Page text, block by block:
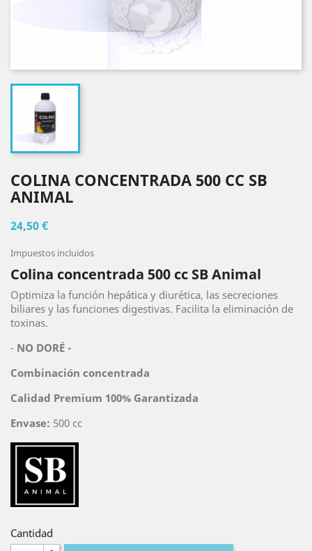
COLINA CONCENTRADA 500 CC SB
ANIMAL
24,50 €
Impuestos incluidos
Colina concentrada 500 cc SB Animal
Optimiza la función hepática y diurética, las secreciones
biliares y las funciones digestivas. Facilita la eliminación de
toxinas.
- NO DORÉ -
Combinación concentrada
Calidad Premium 100% Garantizada
Envase: 500 cc
Cantidad